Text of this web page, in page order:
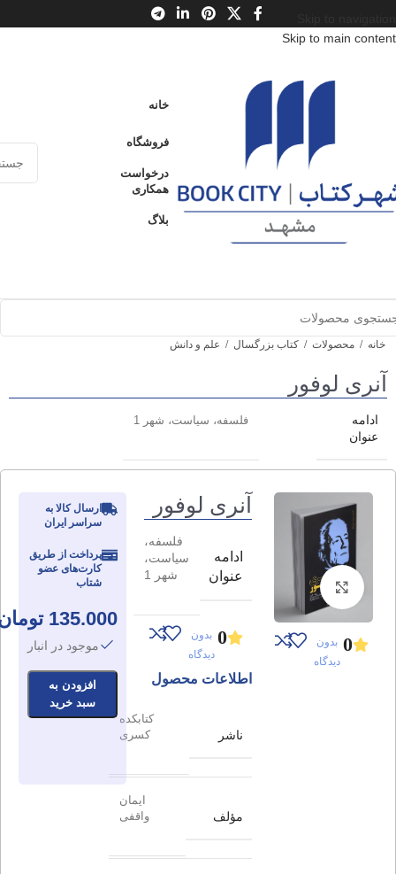
Skip to main content
خانه
فروشگاه
درخواست
همکاری
بلاگ
خانه / محصولات / کتاب بزرگسال / علم و دانش
آنری لوفور
ادامه
عنوان
فلسفه، ‌سیاست‌، شهر 1
برای بزرگنمایی کلیک کنید
0 بدون
دیدگاه
آنری لوفور
ادامه
عنوان
فلسفه،
‌سیاست‌،
شهر 1
0 بدون
دیدگاه
اطلاعات محصول
ناشر
کتابکده
کسری
مؤلف
ایمان
واقفی
ارسال کالا به
سراسر ایران
پرداخت از طریق
کارت‌های عضو
شتاب
135.000
موجود در انبار
افزودن به
سبد خرید